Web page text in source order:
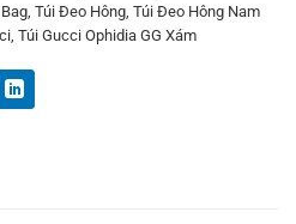
Túi Đeo Hông Túi Đeo Hông Nam
Túi Gucci Ophidia GG Xám